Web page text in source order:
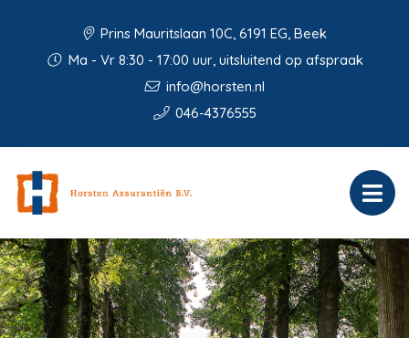
Prins Mauritslaan 10C, 6191 EG, Beek
Ma - Vr 8:30 - 17:00 uur, uitsluitend op afspraak
info@horsten.nl
046-4376555